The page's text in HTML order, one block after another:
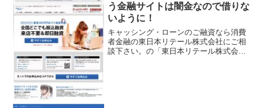
う金融サイトは闇金なので借りな
いように！
キャッシング・ローンのご融資なら消費
者金融の東日本リテール株式会社にご相
談下さい。の「東日本リテール株式会